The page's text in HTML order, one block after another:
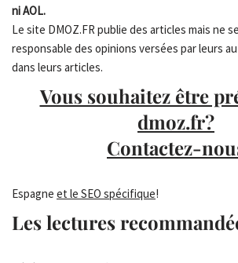
ni AOL.
Le site DMOZ.FR publie des articles mais ne
responsable des opinions versées par leurs
dans leurs articles.
Vous souhaitez être
dmoz.fr?
Contactez-
Espagne et le SEO spécifique!
Les lectures